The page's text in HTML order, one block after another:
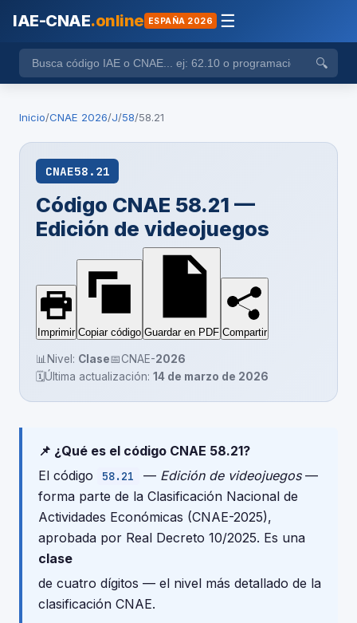
IAE-CNAE.online ESPAÑA 2026 ☰
🔍
Inicio/CNAE 2026/J/58/58.21
CNAE58.21
Código CNAE 58.21 —
Edición de videojuegos
Imprimir Copiar código Guardar en PDF Compartir
📊 Nivel: Clase📅CNAE-2026
🗓️Última actualización: 14 de marzo de 2026
📌 ¿Qué es el código CNAE 58.21?
El código
58.21 — Edición de videojuegos—
forma parte de la Clasificación Nacional de
Actividades Económicas (CNAE-2025),
aprobada por Real Decreto 10/2025. Es una
clase
de cuatro dígitos — el nivel más detallado de la
clasificación CNAE.